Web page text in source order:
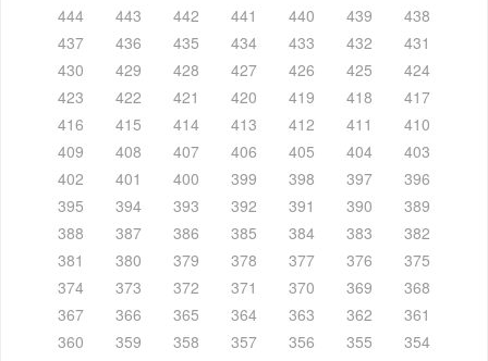
444
443 442 441 440 439
438
437
436 435 434 433 432
431
430
429 428 427 426 425
424
423
422 421 420 419 418
417
416
415 414 413 412 411
410
409
408 407 406 405 404
403
402
401 400 399 398 397
396
395
394 393 392 391 390
389
388
387 386 385 384 383
382
381
380 379 378 377 376
375
374
373 372 371 370 369
368
367
366 365 364 363 362
361
360
359 358 357 356 355
354